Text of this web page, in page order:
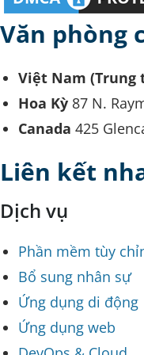
Văn phòng
Việt Nam
Hoa Kỳ 87 N.
Canada 425
Liên kết
Dịch vụ
Phần mềm tùy
Bổ sung nhân sự
Ứng dụng di động
Ứng dụng web